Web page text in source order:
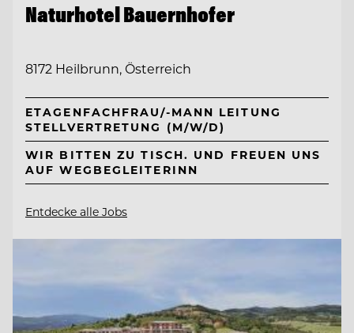
Naturhotel Bauernhofer
8172 Heilbrunn, Österreich
ETAGENFACHFRAU/-MANN LEITUNG
STELLVERTRETUNG (M/W/D)
WIR BITTEN ZU TISCH. UND FREUEN UNS
AUF WEGBEGLEITERINN
Entdecke alle Jobs